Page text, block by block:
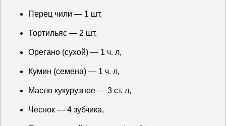
Перец чили — 1 шт,
Тортильяс — 2 шт,
Орегано (сухой) — 1 ч. л,
Кумин (семена) — 1 ч. л,
Масло кукурузное — 3 ст. л,
Чеснок — 4 зубчика,